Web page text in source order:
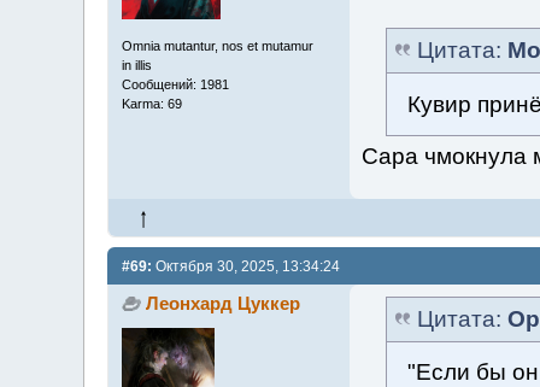
Omnia mutantur, nos et mutamur
in illis
Сообщений: 1981
Karma: 69
Цитата:
Кувир
Сара чмокнула
#69: Октября 30, 2025, 13:34:24
Леонхард Цуккер
Цитата:
"Если бы